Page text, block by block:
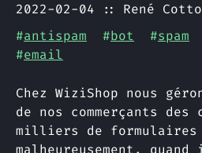
2022-02-04
René
#antispam #bot #spam
#email
Chez WiziShop nous
de nos commerçants des
milliers de formulaires
malheureusement,